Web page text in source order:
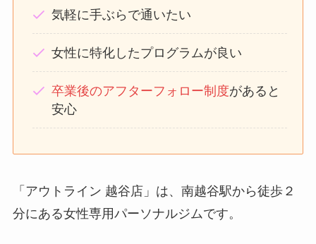
気軽に手ぶらで通いたい
女性に特化したプログラムが良い
卒業後のアフターフォロー制度があると
安心
「アウトライン 越谷店」は、南越谷駅から徒歩２
分にある女性専用パーソナルジムです。